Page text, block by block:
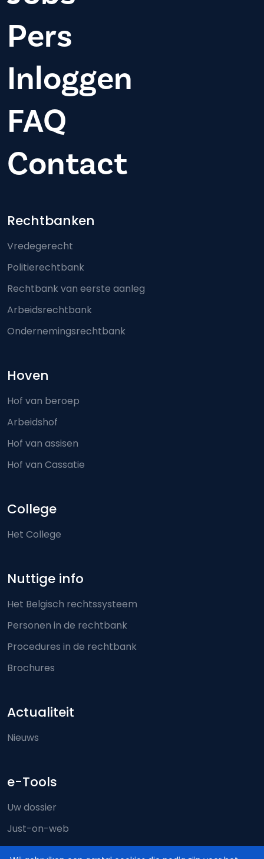
Pers
Inloggen
FAQ
Contact
Footer-menu
Rechtbanken
Vredegerecht
Politierechtbank
Rechtbank van eerste aanleg
Arbeidsrechtbank
Ondernemingsrechtbank
Hoven
Hof van beroep
Arbeidshof
Hof van assisen
Hof van Cassatie
College
Het College
Nuttige info
Het Belgisch rechtssysteem
Personen in de rechtbank
Procedures in de rechtbank
Brochures
Actualiteit
Nieuws
e-Tools
Uw dossier
Just-on-web
e-Deposit